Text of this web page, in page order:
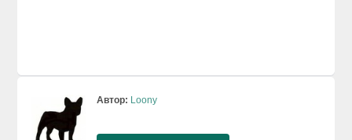
Автор: Loony